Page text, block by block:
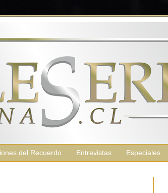
del Recuerdo Entrevistas Especiales